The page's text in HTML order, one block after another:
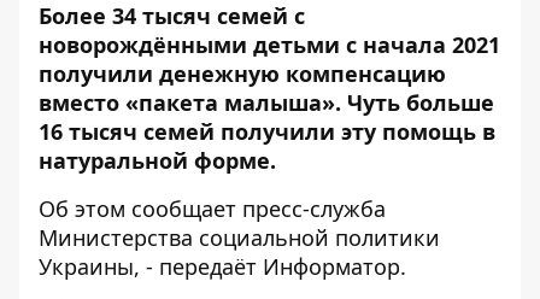
Более 34 тысяч семей с
новорождёнными детьми с начала 2021
получили денежную компенсацию
вместо «пакета малыша». Чуть больше
16 тысяч семей получили эту помощь в
натуральной форме.
Об этом сообщает пресс-служба
Министерства социальной политики
Украины, - передаёт Информатор.